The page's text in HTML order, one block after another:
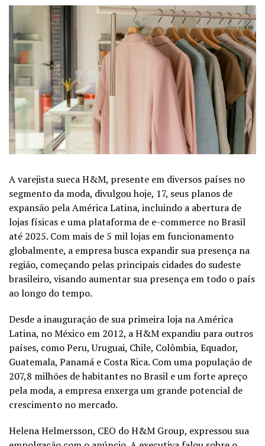
A varejista sueca H&M, presente em diversos países no
segmento da moda, divulgou hoje, 17, seus planos de
expansão pela América Latina, incluindo a abertura de
lojas físicas e uma plataforma de e-commerce no Brasil
até 2025. Com mais de 5 mil lojas em funcionamento
globalmente, a empresa busca expandir sua presença na
região, começando pelas principais cidades do sudeste
brasileiro, visando aumentar sua presença em todo o país
ao longo do tempo.
Desde a inauguração de sua primeira loja na América
Latina, no México em 2012, a H&M expandiu para outros
países, como Peru, Uruguai, Chile, Colômbia, Equador,
Guatemala, Panamá e Costa Rica. Com uma população de
207,8 milhões de habitantes no Brasil e um forte apreço
pela moda, a empresa enxerga um grande potencial de
crescimento no mercado.
Helena Helmersson, CEO do H&M Group, expressou sua